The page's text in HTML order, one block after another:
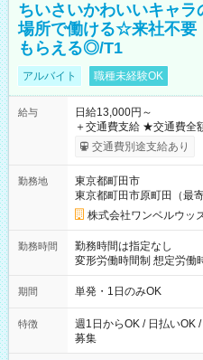
ちいさいかわいいキャ
場所で働ける☆来社不要
もらえる◎/T1
アルバイト 職種未経験OK
給与
日給13,000円～
＋交通費支給 ★交通費全額支給！ ┗案件により規定あり ★日払
いOK！（規定あり） ┗
ンビニATMから 日払い分を引き
交通費別途支給あり
勤務地
東京都町田市
東京都町田市原町田（最
株式会社ワンベルウッ
勤務時間
勤務時間は指定なし
変形労働時間制 想定労働時間160時間/
～21：00
期間 単発・1日のみOK
特徴
週1日からOK / 日払いOK
募集